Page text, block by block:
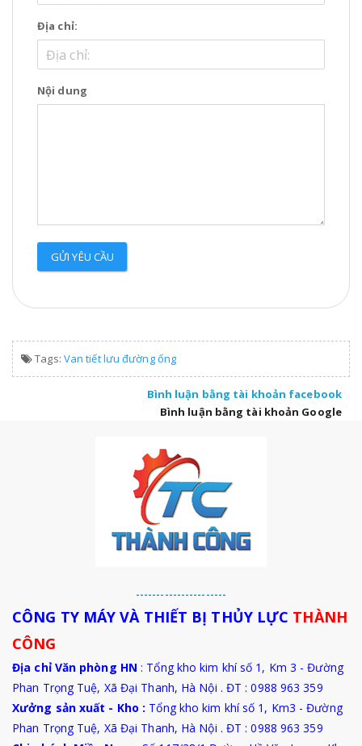
Địa chỉ:
Nội dung
GỬI YÊU CẦU
Tags: Van tiết lưu đường ống
Bình luận bằng tài khoản facebook
Bình luận bằng tài khoản Google
----------------------
CÔNG TY MÁY VÀ THIẾT BỊ THỦY LỰC THÀNH
CÔNG
Địa chỉ Văn phòng HN: Tổng kho kim khí số 1, Km 3 - Đường
Phan Trọng Tuệ, Xã Đại Thanh, Hà Nội . ĐT : 0988 963 359
Xưởng sản xuất - Kho : Tổng kho kim khí số 1, Km3 - Đường
Phan Trọng Tuệ, Xã Đại Thanh, Hà Nội . ĐT : 0988 963 359